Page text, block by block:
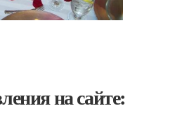
на сайте: